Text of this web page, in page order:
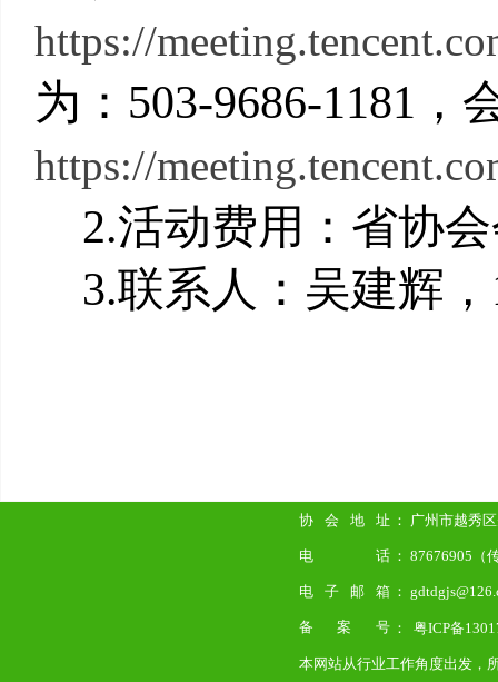
https://
为：503-9686-1181，
https://
2.活动费用：省协
3.联系人：吴建辉，
协会地址 ： 广州市越秀
电话 ： 87676905（
电子邮箱 ：
备案号 ： 粤ICP备
本网站从行业工作角度出发，